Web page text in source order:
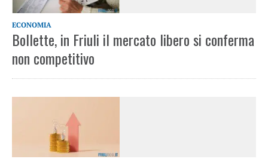
ECONOMIA
Bollette, in Friuli il mercato libero si conferma
non competitivo